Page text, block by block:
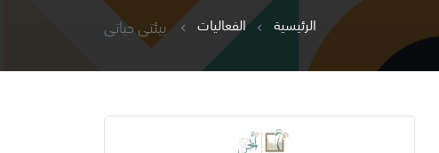
الرئيسية الفعاليات بيئتي حياتي